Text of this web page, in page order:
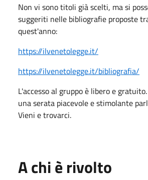
Non vi sono titoli già scelti, ma si
suggeriti nelle bibliografie proposte
quest'anno:
https://ilvenetolegge.it/
https://ilvenetolegge.it/bibliografia/
L'accesso al gruppo è libero e
una serata piacevole e stimolante
Vieni e trovarci.
A chi è rivolto